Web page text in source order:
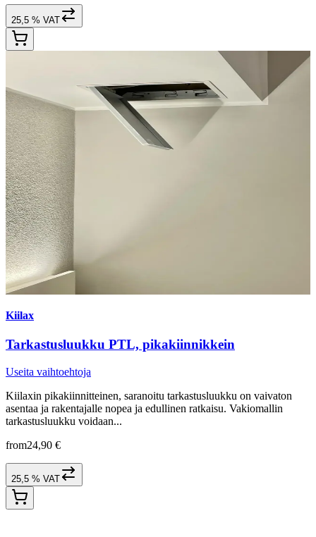
25,5 % VAT
Kiilax
Tarkastusluukku PTL, pikakiinnikkein
Useita vaihtoehtoja
Kiilaxin pikakiinnitteinen, saranoitu tarkastusluukku on vaivaton
asentaa ja rakentajalle nopea ja edullinen ratkaisu. Vakiomallin
tarkastusluukku voidaan...
from24,90 €
25,5 % VAT